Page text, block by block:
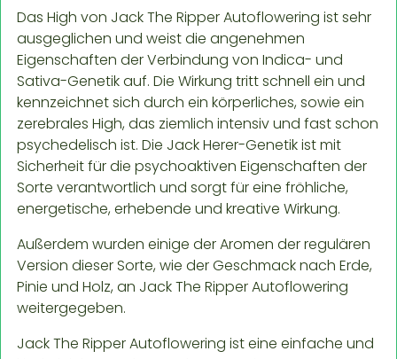
Das High von Jack The Ripper Autoflowering ist sehr
ausgeglichen und weist die angenehmen
Eigenschaften der Verbindung von Indica- und
Sativa-Genetik auf. Die Wirkung tritt schnell ein und
kennzeichnet sich durch ein körperliches, sowie ein
zerebrales High, das ziemlich intensiv und fast schon
psychedelisch ist. Die Jack Herer-Genetik ist mit
Sicherheit für die psychoaktiven Eigenschaften der
Sorte verantwortlich und sorgt für eine fröhliche,
energetische, erhebende und kreative Wirkung.
Außerdem wurden einige der Aromen der regulären
Version dieser Sorte, wie der Geschmack nach Erde,
Pinie und Holz, an Jack The Ripper Autoflowering
weitergegeben.
Jack The Ripper Autoflowering ist eine einfache und